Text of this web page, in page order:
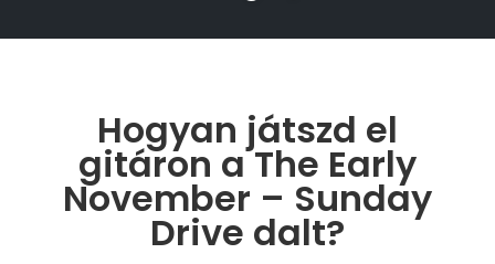
Hogyan játszd el
gitáron a The Early
November – Sunday
Drive dalt?